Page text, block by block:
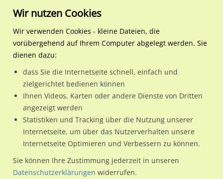
Regionale Plakatwerbung Hessen
KriftelKapellenstr. saw. 30/
65830 / Kriftel / Kriftel
Nutze günstige Werbemöglichkeiten am Standort
Kapellenstr. saw. 30/Brunnenweg/innenim Ortsteil Kriftel)
in Kriftel.
Wir erheben für jede unserer Werbeflächen individuelle und
Wir nutzen Cookies
Wir verwenden Cookies - kleine Dateien, die
vorübergehend auf Ihrem Computer abgelegt werden. Sie
dienen dazu:
dass Sie die Internetseite schnell, einfach und
zielgerichtet bedienen können
Ihnen Videos, Karten oder andere Dienste von Dritten
angezeigt werden
Statistiken und Tracking über die Nutzung unserer
Internetseite, um über das Nutzerverhalten unsere
Internetseite Optimieren und Verbessern zu können.
Sie können Ihre Zustimmung jederzeit in unseren
Datenschutzerklärungen widerrufen.